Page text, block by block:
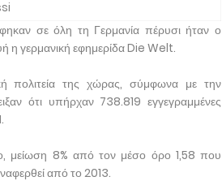
σε όλη τη Γερμανία πέρυσι ήταν ο
η γερμανική εφημερίδα Die Welt.
πολιτεία της χώρας, σύμφωνα με την
ότι υπήρχαν 738.819 εγγεγραμμένες
μείωση 8% από τον μέσο όρο 1,58 που
από το 2013.